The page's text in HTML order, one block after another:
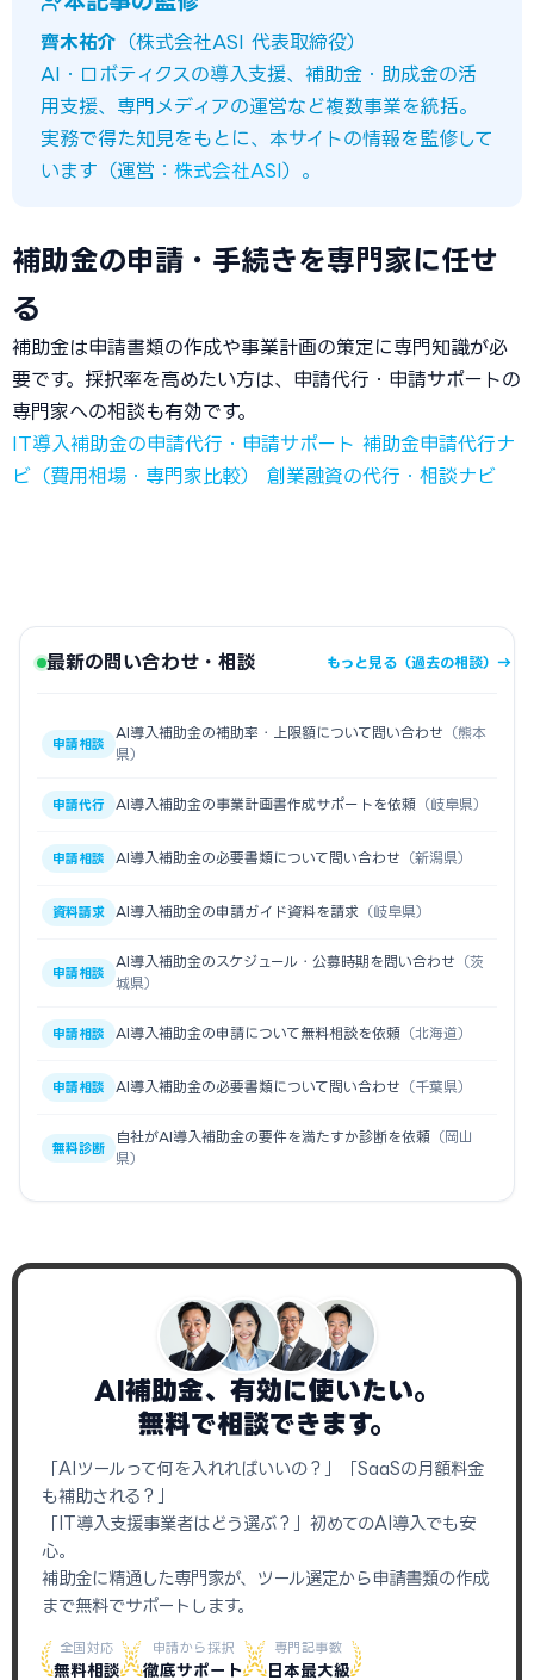
齊木祐介 （株式会社ASI 代表取締役）
AI・ロボティクスの導入支援、補助金・助成金の活
用支援、専門メディアの運営など複数事業を統括。
実務で得た知見をもとに、本サイトの情報を監修して
います（運営： 株式会社ASI）。
補助金の申請・手続きを専門家に任せ
る
補助金は申請書類の作成や事業計画の策定に専門知識が必
要です。採択率を高めたい方は、申請代行・申請サポートの
専門家への相談も有効です。
IT導入補助金の申請代行・申請サポート 補助金申請代行ナ
ビ（費用相場・専門家比較）
創業融資の代行・相談ナビ
最新の問い合わせ・相談 もっと見る（過去の相談）→
申請相談
AI導入補助金の補助率・上限額について問い合わせ （熊本
県）
申請代行 AI導入補助金の事業計画書作成サポートを依頼 （岐阜県）
申請相談 AI導入補助金の必要書類について問い合わせ （新潟県）
資料請求 AI導入補助金の申請ガイド資料を請求 （岐阜県）
申請相談
AI導入補助金のスケジュール・公募時期を問い合わせ （茨
城県）
申請相談 AI導入補助金の申請について無料相談を依頼 （北海道）
申請相談 AI導入補助金の必要書類について問い合わせ （千葉県）
無料診断
自社がAI導入補助金の要件を満たすか診断を依頼 （岡山
県）
AI補助金、有効に使いたい。
無料で相談できます。
「AIツールって何を入れればいいの？」「SaaSの月額料金
も補助される？」
「IT導入支援事業者はどう選ぶ？」初めてのAI導入でも安
心。
補助金に精通した専門家が、ツール選定から申請書類の作成
まで無料でサポートします。
全国対応
無料相談
申請から採択
徹底サポート
専門記事数
日本最大級